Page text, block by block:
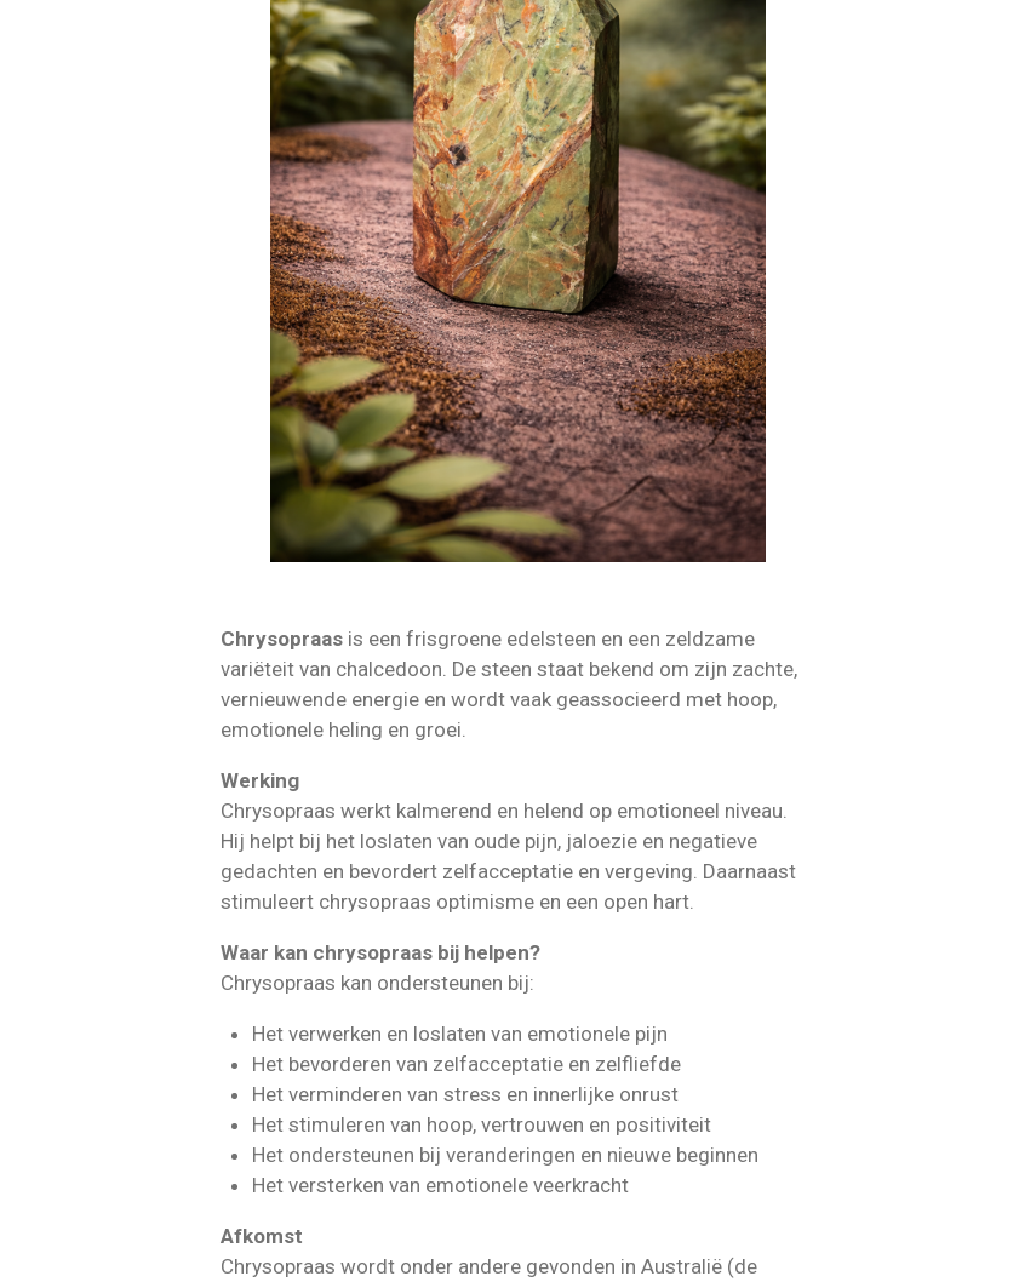
Chrysopraas is een frisgroene edelsteen en een zeldzame
variëteit van chalcedoon. De steen staat bekend om zijn zachte,
vernieuwende energie en wordt vaak geassocieerd met hoop,
emotionele heling en groei.
Werking
Chrysopraas werkt kalmerend en helend op emotioneel niveau.
Hij helpt bij het loslaten van oude pijn, jaloezie en negatieve
gedachten en bevordert zelfacceptatie en vergeving. Daarnaast
stimuleert chrysopraas optimisme en een open hart.
Waar kan chrysopraas bij helpen?
Chrysopraas kan ondersteunen bij:
Het verwerken en loslaten van emotionele pijn
Het bevorderen van zelfacceptatie en zelfliefde
Het verminderen van stress en innerlijke onrust
Het stimuleren van hoop, vertrouwen en positiviteit
Het ondersteunen bij veranderingen en nieuwe beginnen
Het versterken van emotionele veerkracht
Afkomst
Chrysopraas wordt onder andere gevonden in Australië (de